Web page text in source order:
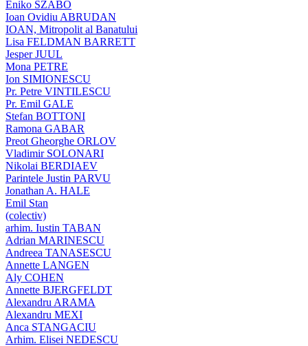
Eniko SZABO
Ioan Ovidiu ABRUDAN
IOAN, Mitropolit al Banatului
Lisa FELDMAN BARRETT
Jesper JUUL
Mona PETRE
Ion SIMIONESCU
Pr. Petre VINTILESCU
Pr. Emil GALE
Stefan BOTTONI
Ramona GABAR
Preot Gheorghe ORLOV
Vladimir SOLONARI
Nikolai BERDIAEV
Parintele Justin PARVU
Jonathan A. HALE
Emil Stan
(colectiv)
arhim. Iustin TABAN
Adrian MARINESCU
Andreea TANASESCU
Annette LANGEN
Aly COHEN
Annette BJERGFELDT
Alexandru ARAMA
Alexandru MEXI
Anca STANGACIU
Arhim. Elisei NEDESCU